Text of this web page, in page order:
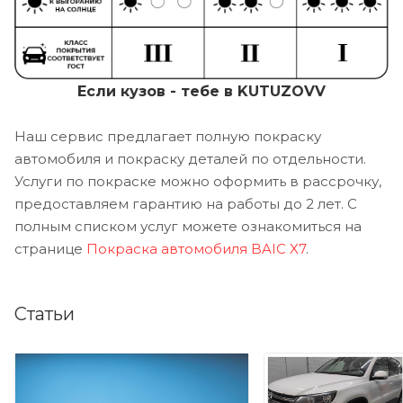
Если кузов - тебе в KUTUZOVV
Наш сервис предлагает полную покраску
автомобиля и покраску деталей по отдельности.
Услуги по покраске можно оформить в рассрочку,
предоставляем гарантию на работы до 2 лет. С
полным списком услуг можете ознакомиться на
странице Покраска автомобиля BAIC X7.
Статьи